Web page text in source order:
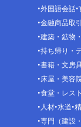
外国語会話
金融商品取引
建築・鉱物
持ち帰り・
書籍・文房
床屋・美容
食堂・レス
人材 水道
専門（建設